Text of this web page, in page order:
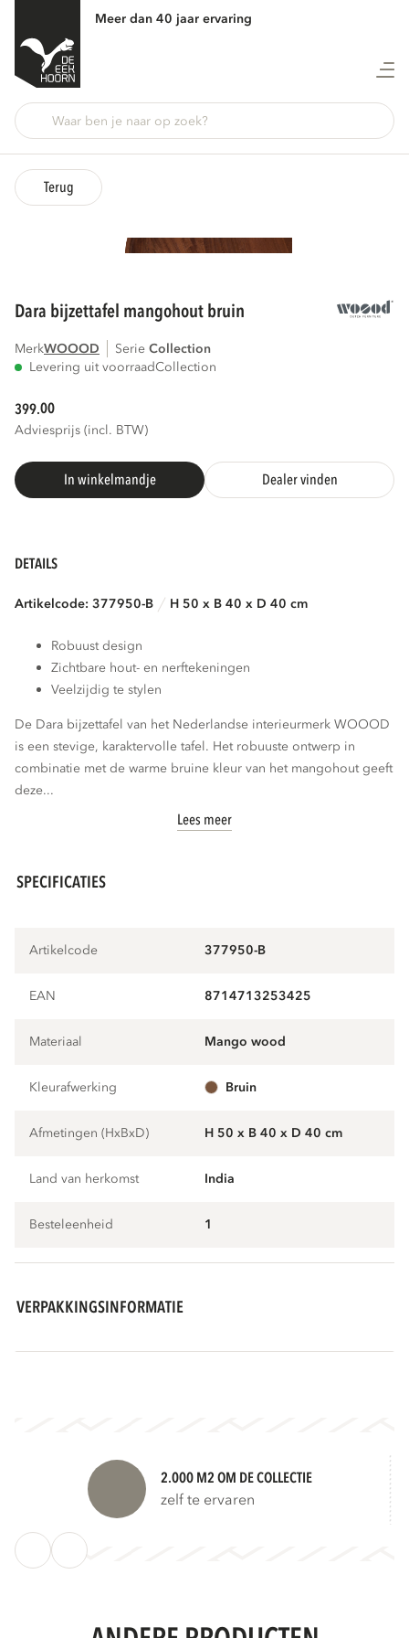
Meer dan 40 jaar ervaring
Terug
dara bijzettafel mangohout bruin
MerkWOOOD Serie
collection
Levering uit voorraadCollection
399.00
Adviesprijs (incl. BTW)
In winkelmandje Dealer vinden
DETAILS
Artikelcode: 377950-B H 50 x B 40 x D 40 cm
Robuust design
Zichtbare hout- en nerftekeningen
Veelzijdig te stylen
De Dara bijzettafel van het Nederlandse interieurmerk WOOOD
is een stevige, karaktervolle tafel. Het robuuste ontwerp in
combinatie met de warme bruine kleur van het mangohout geeft
deze...
Lees meer
SPECIFICATIES
Artikelcode 377950-B
EAN 8714713253425
Materiaal mango wood
Kleurafwerking bruin
Afmetingen (HxBxD) H 50 x B 40 x D 40 cm
Land van herkomst India
Besteleenheid 1
VERPAKKINGSINFORMATIE
2.000 M2 OM DE COLLECTIE
zelf te ervaren